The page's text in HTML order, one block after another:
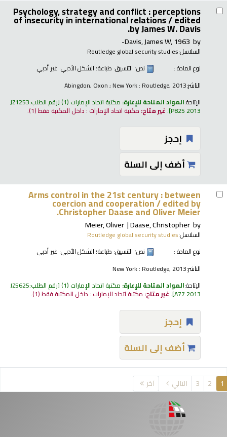
Psychology, strategy and conflict : perceptions
of insecurity in international relations /edited
by James W. Davis.
by
Davis, James W, 1963-
السلاسل:Routledge global security studies
نوع المادة :
نص؛ التنسيق: طباعة؛ الشكل الأدبي: غير أدبي
الناشر:Abingdon, Oxon ; New York : Routledge, 2013
الإتاحة:المواد المتاحة للإعارة: مكتبة اتحاد الإمارات (1) رقم الطلب:JZ1253
P825 2013
.غير متاح: مكتبة اتحاد الإمارات : داخل المكتبة فقط(1).
إحجز
أضف إلى السلة
Arms control in the 21st century : between
coercion and cooperation /edited by
Christopher Daase and Oliver Meier.
by
Daase, Christopher
Meier, Oliver
السلاسل:Routledge global security studies
نوع المادة :
نص؛ التنسيق: طباعة؛ الشكل الأدبي: غير أدبي
الناشر:New York : Routledge, 2013
الإتاحة:المواد المتاحة للإعارة: مكتبة اتحاد الإمارات (1) رقم الطلب:JZ5625
A77 2013
.غير متاح: مكتبة اتحاد الإمارات : داخل المكتبة فقط(1).
إحجز
أضف إلى السلة
1
2
3 التالي آخر